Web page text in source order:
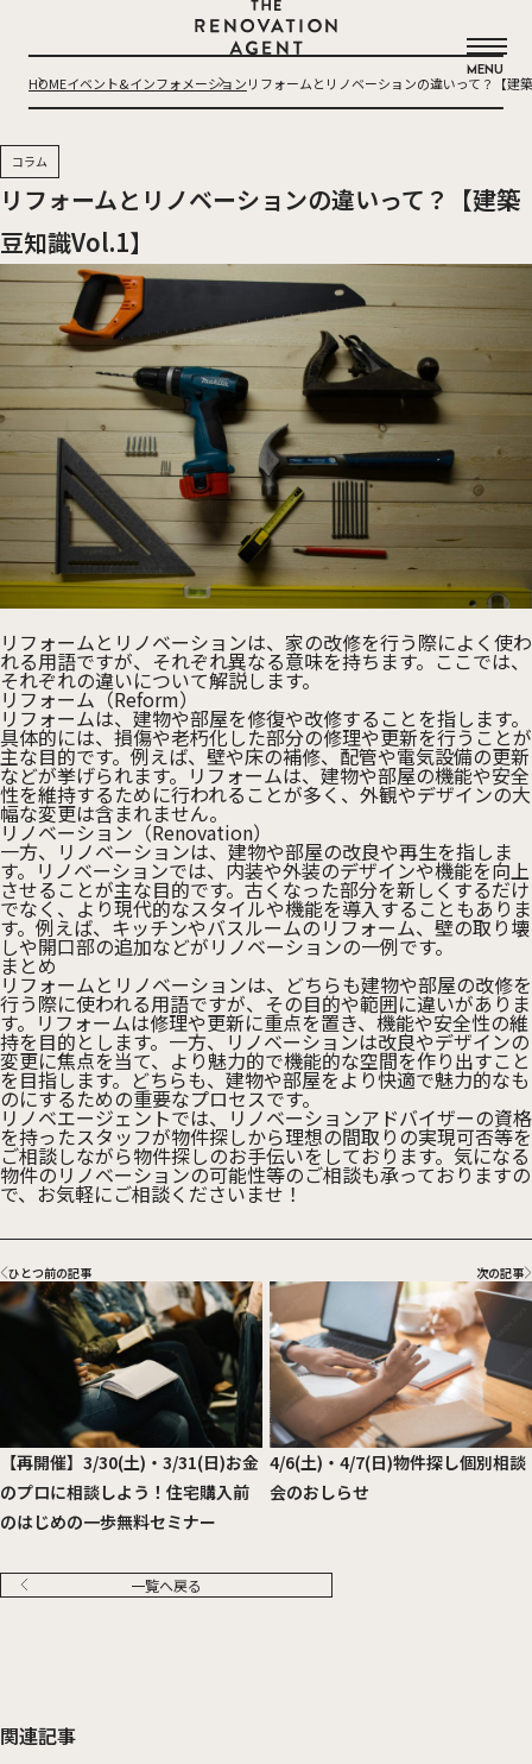
THE RENOVATION AGENT
MENU
HOMEイベント&インフォメーションリフォームとリノベーションの違いって？【建
リフォームとリノベーションの違いって？【建築
豆知識Vol.1】
コラム
リフォームとリノベーションは、家の改修を行う際によく使わ
れる用語ですが、それぞれ異なる意味を持ちます。ここでは、
それぞれの違いについて解説します。
リフォーム（Reform）
リフォームは、建物や部屋を修復や改修することを指します。
具体的には、損傷や老朽化した部分の修理や更新を行うことが
主な目的です。例えば、壁や床の補修、配管や電気設備の更新
などが挙げられます。リフォームは、建物や部屋の機能や安全
性を維持するために行われることが多く、外観やデザインの大
幅な変更は含まれません。
リノベーション（Renovation）
一方、リノベーションは、建物や部屋の改良や再生を指しま
す。リノベーションでは、内装や外装のデザインや機能を向上
させることが主な目的です。古くなった部分を新しくするだけ
でなく、より現代的なスタイルや機能を導入することもありま
す。例えば、キッチンやバスルームのリフォーム、壁の取り壊
しや開口部の追加などがリノベーションの一例です。
まとめ
リフォームとリノベーションは、どちらも建物や部屋の改修を
行う際に使われる用語ですが、その目的や範囲に違いがありま
す。リフォームは修理や更新に重点を置き、機能や安全性の維
持を目的とします。一方、リノベーションは改良やデザインの
変更に焦点を当て、より魅力的で機能的な空間を作り出すこと
を目指します。どちらも、建物や部屋をより快適で魅力的なも
のにするための重要なプロセスです。
リノベエージェントでは、リノベーションアドバイザーの資格
を持ったスタッフが物件探しから理想の間取りの実現可否等を
ご相談しながら物件探しのお手伝いをしております。気になる
物件のリノベーションの可能性等のご相談も承っておりますの
で、お気軽にご相談くださいませ！
ひとつ前の記事
【再開催】3/30(土)・3/31(日)お金
のプロに相談しよう！住宅購入前
のはじめの一歩無料セミナー
一覧へ戻る
次の記事
4/6(土)・4/7(日)物件探し個別相談
会のおしらせ
関連記事